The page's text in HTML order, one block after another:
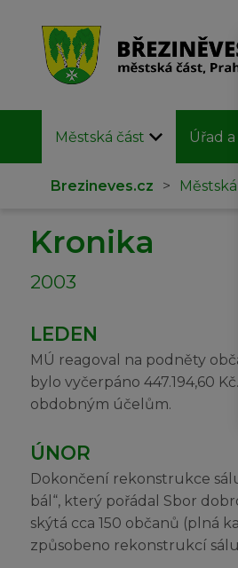
Městská část Úřad
Brezineves.cz > Městská
Kronika
2003
LEDEN
MÚ reagoval na podněty
bylo vyčerpáno 447.194,60
obdobným účelům.
ÚNOR
Dokončení rekonstrukce
bál“, který pořádal Sbor
skýtá cca 150 občanů (plná
způsobeno rekonstrukcí